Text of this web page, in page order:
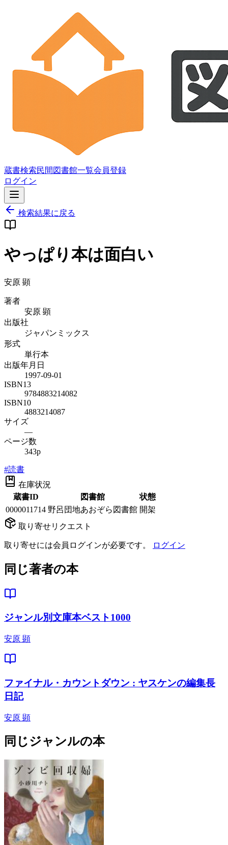
蔵書検索民間図書館一覧会員登録
ログイン
検索結果に戻る
やっぱり本は面白い
安原 顕
著者
安原 顕
出版社
ジャパンミックス
形式
単行本
出版年月日
1997-09-01
ISBN13
9784883214082
ISBN10
4883214087
サイズ
—
ページ数
343p
#読書
在庫状況
蔵書ID
図書館
状態
0000011714 野呂団地あおぞら図書館 開架
取り寄せリクエスト
取り寄せには会員ログインが必要です。 ログイン
同じ著者の本
ジャンル別文庫本ベスト1000
安原 顕
ファイナル・カウントダウン : ヤスケンの編集長
日記
安原 顕
同じジャンルの本